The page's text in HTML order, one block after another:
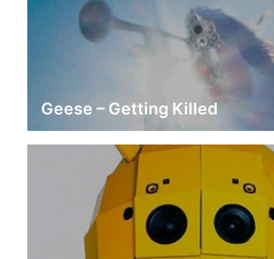
Geese – Getting Killed